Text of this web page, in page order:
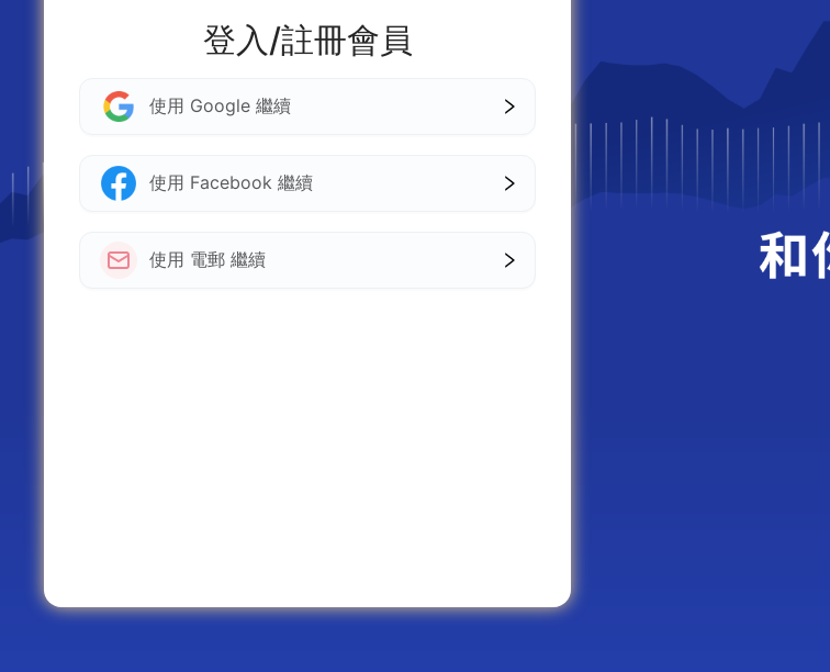
登入/註冊會員
使用 Google 繼續
使用 Facebook 繼續
使用 電郵 繼續